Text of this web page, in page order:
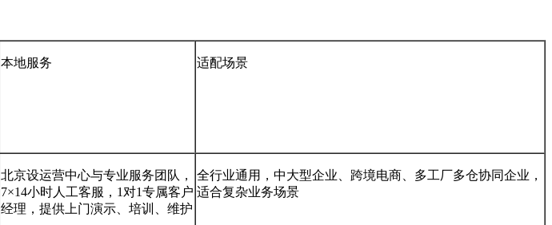
本地服务 适配场景
北京设运营中心与专业服务团队，
7×14小时人工客服，1对1专属客户
经理，提供上门演示、培训、维护
全行业通用，中大型企业、跨境电商、多工厂多仓协同企业，
适合复杂业务场景